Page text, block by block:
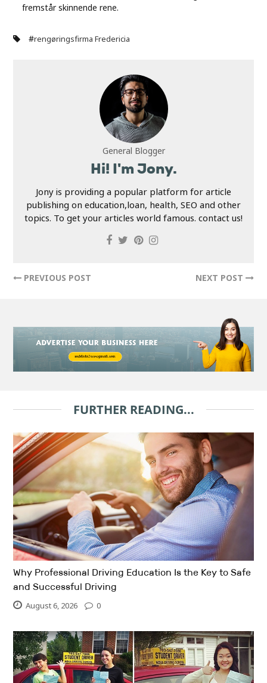
fremstår skinnende rene.
#rengøringsfirma Fredericia
General Blogger
Hi! I'm Jony.
Jony is providing a popular platform for article
publishing on education,loan, health, SEO and other
topics. To get your articles world famous. contact us!
PREVIOUS POST NEXT POST
FURTHER READING...
Why Professional Driving Education Is the Key to Safe
and Successful Driving
August 6, 2026 0